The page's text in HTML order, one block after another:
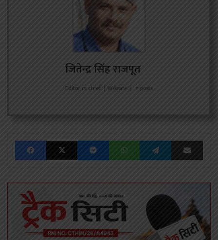
जितेन्द्र सिंह राजपूत
Editor in chief | Website | + posts
FacebookX MessengerWhatsAppTelegram Share via Email